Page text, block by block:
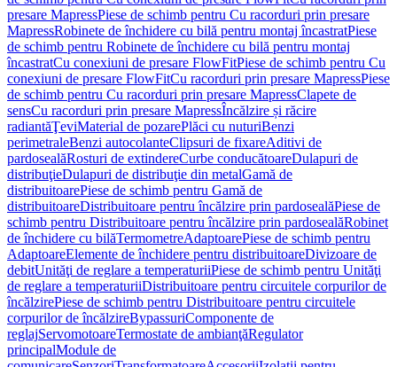
presare MapressPiese de schimb pentru Cu racorduri prin presare
MapressRobinete de închidere cu bilă pentru montaj încastratPiese
de schimb pentru Robinete de închidere cu bilă pentru montaj
încastratCu conexiuni de presare FlowFitPiese de schimb pentru Cu
conexiuni de presare FlowFitCu racorduri prin presare MapressPiese
de schimb pentru Cu racorduri prin presare MapressClapete de
sensCu racorduri prin presare MapressÎncălzire și răcire
radiantăŢeviMaterial de pozarePlăci cu nuturiBenzi
perimetraleBenzi autocolanteClipsuri de fixareAditivi de
pardosealăRosturi de extindereCurbe conducătoareDulapuri de
distribuţieDulapuri de distribuţie din metalGamă de
distribuitoarePiese de schimb pentru Gamă de
distribuitoareDistribuitoare pentru încălzire prin pardosealăPiese de
schimb pentru Distribuitoare pentru încălzire prin pardosealăRobinet
de închidere cu bilăTermometreAdaptoarePiese de schimb pentru
AdaptoareElemente de închidere pentru distribuitoareDivizoare de
debitUnităţi de reglare a temperaturiiPiese de schimb pentru Unităţi
de reglare a temperaturiiDistribuitoare pentru circuitele corpurilor de
încălzirePiese de schimb pentru Distribuitoare pentru circuitele
corpurilor de încălzireBypassuriComponente de
reglajServomotoareTermostate de ambianţăRegulator
principalModule de